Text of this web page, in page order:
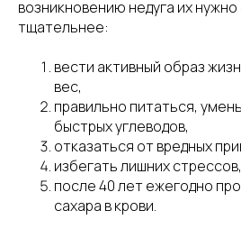
возникновению недуга их
тщательнее:
вести активный образ
вес,
правильно питаться,
быстрых углеводов,
отказаться от вредных
избегать лишних стрессов,
после 40 лет ежегодно
сахара в крови.